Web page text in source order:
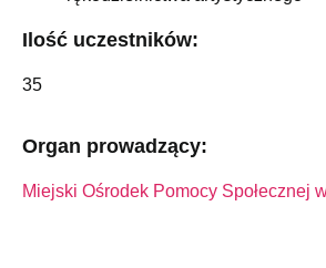
Ilość uczestników:
35
Organ prowadzący:
Miejski Ośrodek Pomocy Społecznej